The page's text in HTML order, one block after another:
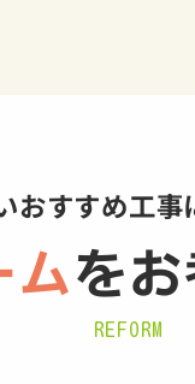
おすすめ工事
ムを
REFORM